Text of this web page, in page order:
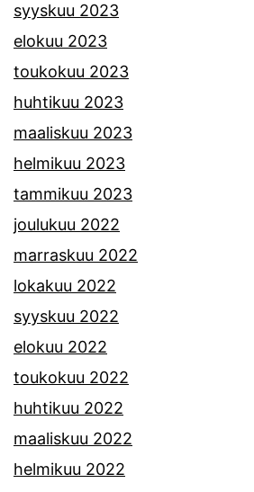
syyskuu 2023
elokuu 2023
toukokuu 2023
huhtikuu 2023
maaliskuu 2023
helmikuu 2023
tammikuu 2023
joulukuu 2022
marraskuu 2022
lokakuu 2022
syyskuu 2022
elokuu 2022
toukokuu 2022
huhtikuu 2022
maaliskuu 2022
helmikuu 2022